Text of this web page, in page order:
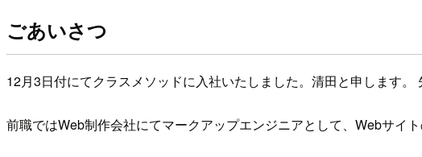
ごあいさつ
12月3日付にてクラスメソッドに入社いたしました。清田と申します。
前職ではWeb制作会社にてマークアップエンジニアとして、Webサイ